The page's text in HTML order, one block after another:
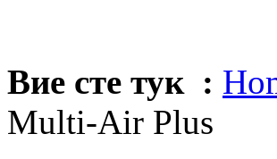
Вие сте тук :
Multi-Air Plus